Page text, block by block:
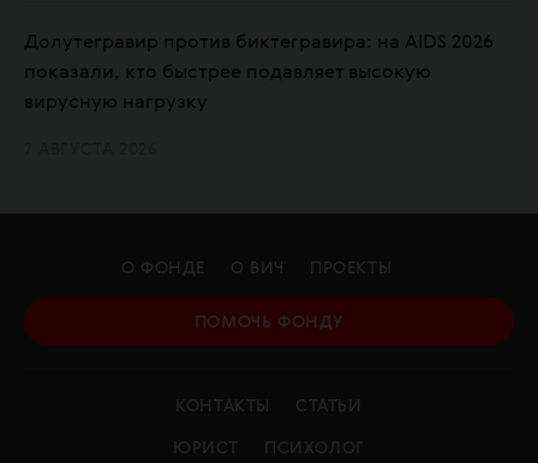
Долутегравир против биктегравира: на AIDS 2026
показали, кто быстрее подавляет высокую
вирусную нагрузку
О ФОНДЕ О ВИЧ ПРОЕКТЫ
ПОМОЧЬ ФОНДУ
КОНТАКТЫ СТАТЬИ
ЮРИСТ ПСИХОЛОГ